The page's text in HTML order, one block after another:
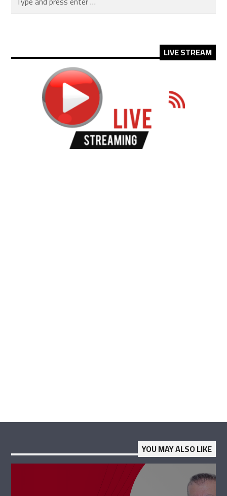
LIVE STREAM
YOU MAY ALSO LIKE